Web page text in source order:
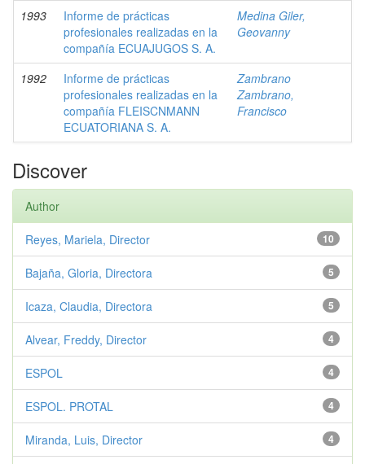
1993
Informe de prácticas
profesionales realizadas en la
compañía ECUAJUGOS S. A.
Medina Giler,
Geovanny
1992
Informe de prácticas
profesionales realizadas en la
compañía FLEISCNMANN
ECUATORIANA S. A.
Zambrano
Zambrano,
Francisco
Discover
Author
10
Reyes, Mariela, Director
5
Bajaña, Gloria, Directora
5
Icaza, Claudia, Directora
4
Alvear, Freddy, Director
4
ESPOL
4
ESPOL. PROTAL
4
Miranda, Luis, Director